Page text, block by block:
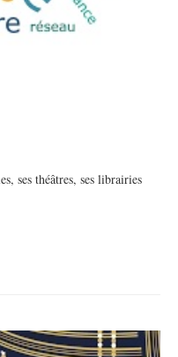
ses théâtres, ses librairies